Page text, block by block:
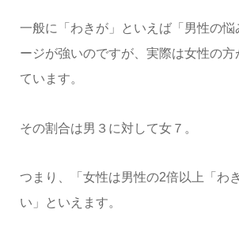
一般に「わきが」といえば「男性の悩
ージが強いのですが、実際は女性の
ています。
その割合は男３に対して女７。
つまり、「女性は男性の2倍以上「わ
い」といえます。